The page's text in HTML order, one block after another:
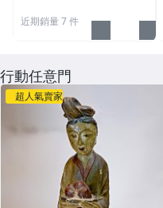
近期銷量 7 件
行動任意門
超人氣賣家